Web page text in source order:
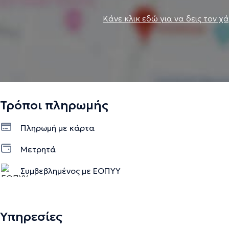
Κάνε κλικ εδώ για να δεις τον
Τρόποι πληρωμής
Πληρωμή με κάρτα
Μετρητά
Συμβεβλημένος με ΕΟΠΥΥ
Υπηρεσίες